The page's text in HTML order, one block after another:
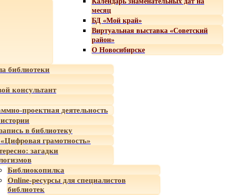
месяц
БД «Мой край»
Виртуальная выставка «Советский
район»
О Новосибирске
библиотеки
консультант
проектная деятельность
в библиотеку
грамотность»
загадки
Библиокопилка
Online-ресурсы для специалистов
библиотек